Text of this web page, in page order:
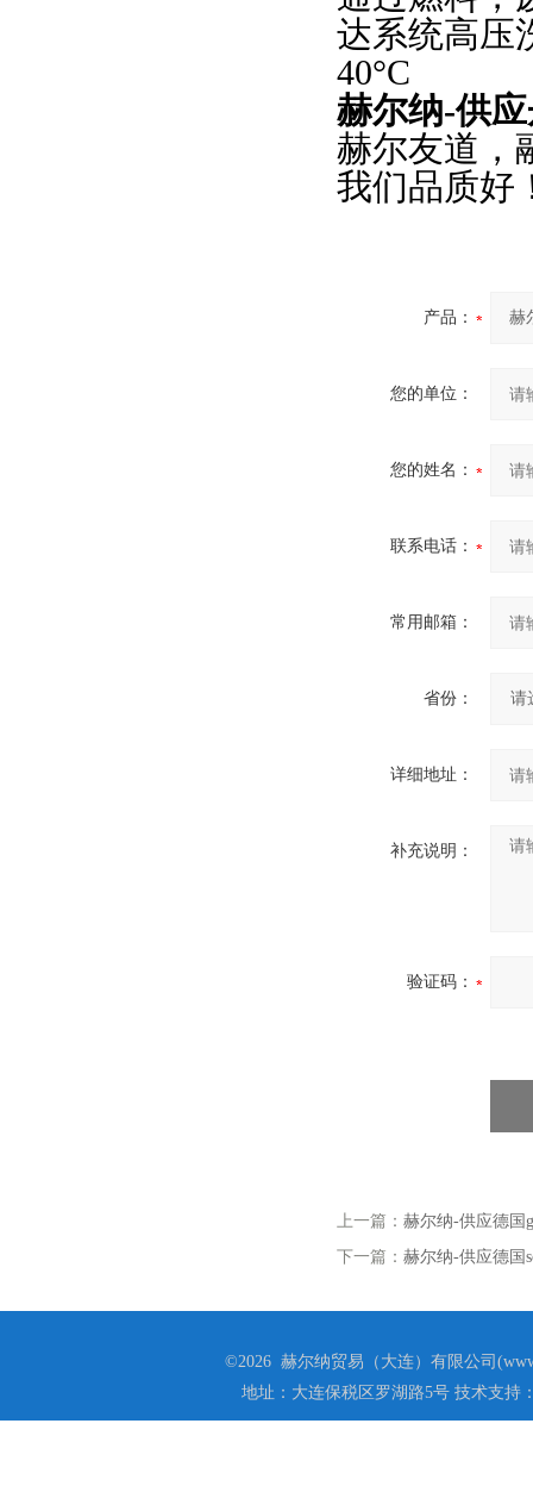
达系统高压
40°C
赫尔纳-供应
赫尔友道，
我们品质好
产品：
您的单位：
您的姓名：
联系电话：
常用邮箱：
省份：
详细地址：
补充说明：
验证码：
上一篇： 赫尔纳-供应德国
下一篇： 赫尔纳-供应德国
©2026 赫尔纳贸易（大连）有限公司
地址：大连保税区罗湖路5号 技术支持